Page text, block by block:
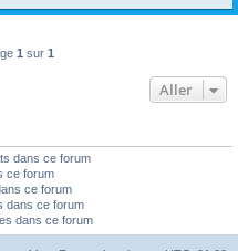
1 sur 1
Aller
dans ce forum
ce forum
ce forum
dans ce forum
dans ce forum